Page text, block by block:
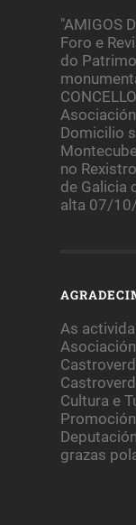
"AMIGOS
Foro e
do
Domicilio
no
de Galicia
alta 07/
As
Cultura e
grazas